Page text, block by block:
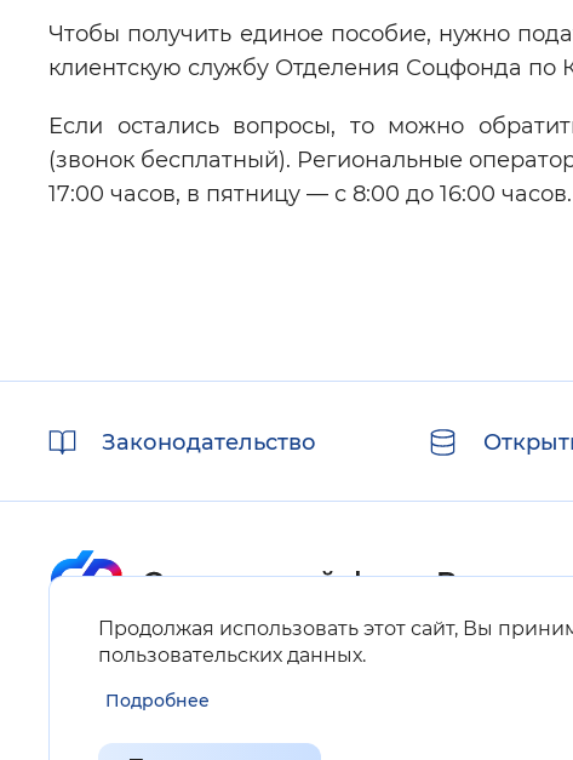
Чтобы получить единое пособие, нужно
клиентскую службу Отделения Соцфонда
Если остались вопросы, то можно
(звонок бесплатный). Региональные
17:00 часов, в пятницу — с 8:00 до 16:00 часов.
Продолжая использовать этот сайт, Вы
пользовательских данных.
Подробнее
ссылкиЗаконодательство
Карта сайта
Нашли ошибку на сайте?